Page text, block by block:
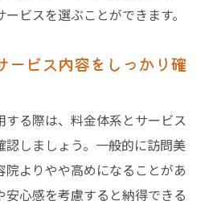
ビスを選ぶことができます。
ービス内容をしっかり確
る際は、料金体系とサービス
しましょう。一般的に訪問美
よりやや高めになることがあ
安心感を考慮すると納得できる